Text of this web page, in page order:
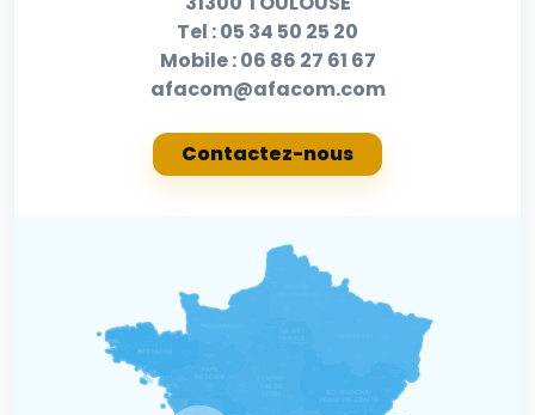
Tel :05 34 50 25 20
Mobile :06 86 27 61 67
afacom@afacom.com
Contactez-nous